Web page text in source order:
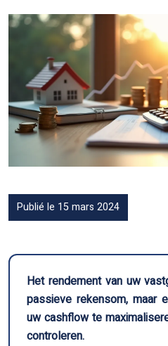
Publié le 15 mars 2024
Het rendement van uw
passieve rekensom, maar
uw cashflow te
controleren.